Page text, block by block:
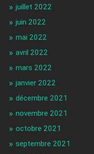
juillet 2022
juin 2022
mai 2022
avril 2022
mars 2022
janvier 2022
décembre 2021
novembre 2021
octobre 2021
septembre 2021